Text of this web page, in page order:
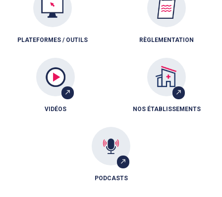
PLATEFORMES / OUTILS RÈGLEMENTATION
VIDÉOS NOS ÉTABLISSEMENTS
PODCASTS